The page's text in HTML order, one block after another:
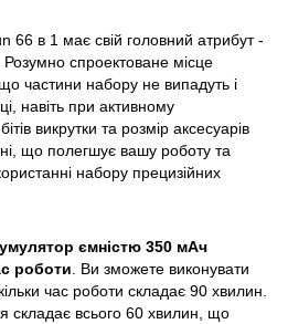
66 в 1 має свій головний атрибут -
Розумно спроектоване місце
частини набору не випадуть і
навіть при активному
викрутки та розмір аксесуарів
що полегшує вашу роботу та
набору прецизійних
ємністю 350 мАч
роботи . Ви зможете виконувати
час роботи складає 90 хвилин.
складає всього 60 хвилин, що